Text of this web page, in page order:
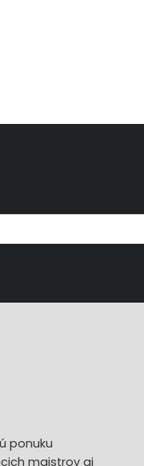
ponuku
majstrov aj